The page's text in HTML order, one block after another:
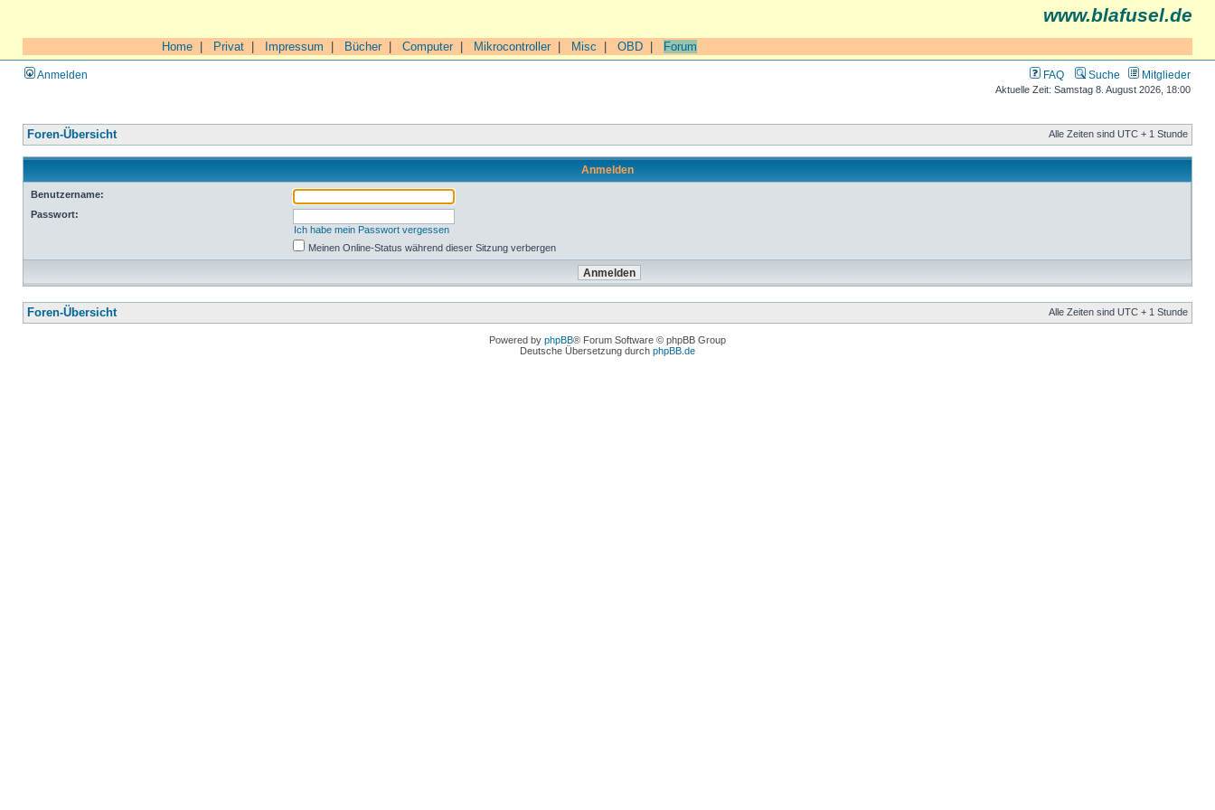
www.blafusel.de
Home Privat Impressum Bücher| Computer| Mikrocontroller| Misc OBD Forum
Anmelden FAQ Suche Mitglieder
Aktuelle Zeit: Samstag 8. August 2026, 18:00
Foren-Übersicht Alle Zeiten sind UTC + 1 Stunde
Anmelden
Benutzername:
Passwort:
Ich habe mein Passwort vergessen
Meinen Online-Status während dieser Sitzung verbergen
Foren-Übersicht Alle Zeiten sind UTC + 1 Stunde
Powered by phpBB® Forum Software © phpBB Group
Deutsche Übersetzung durch phpBB.de